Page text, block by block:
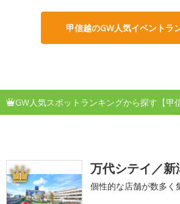
甲信越のGW人気イベントラ
GW人気スポットランキングから探す【甲
1 万代シテイ／新
個性的な店舗が数多く